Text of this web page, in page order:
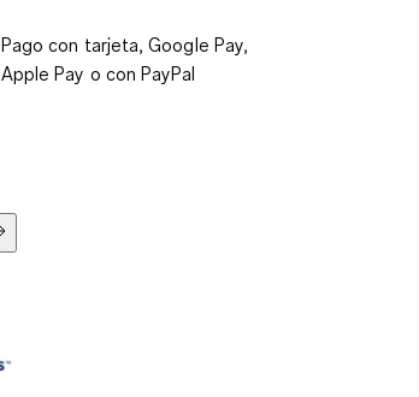
Pago con tarjeta, Google Pay,
Apple Pay o con PayPal